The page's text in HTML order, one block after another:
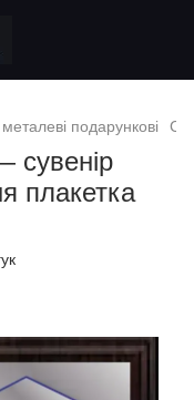
подарункові
сувенір
плакетка